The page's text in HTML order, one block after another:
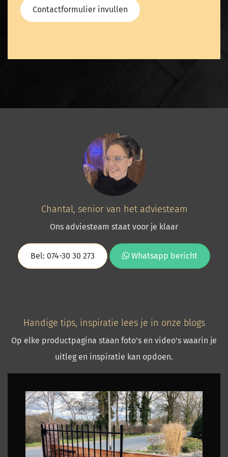
Contactformulier invullen
Chantal, senior van het adviesteam
Ons adviesteam staat voor je klaar
Bel: 074-30 30 273 Whatsapp bericht
Handige tips, inspiratie lees je in onze blogs
Op elke productpagina staan foto's en video's waarin je
uitleg en inspiratie kan opdoen.